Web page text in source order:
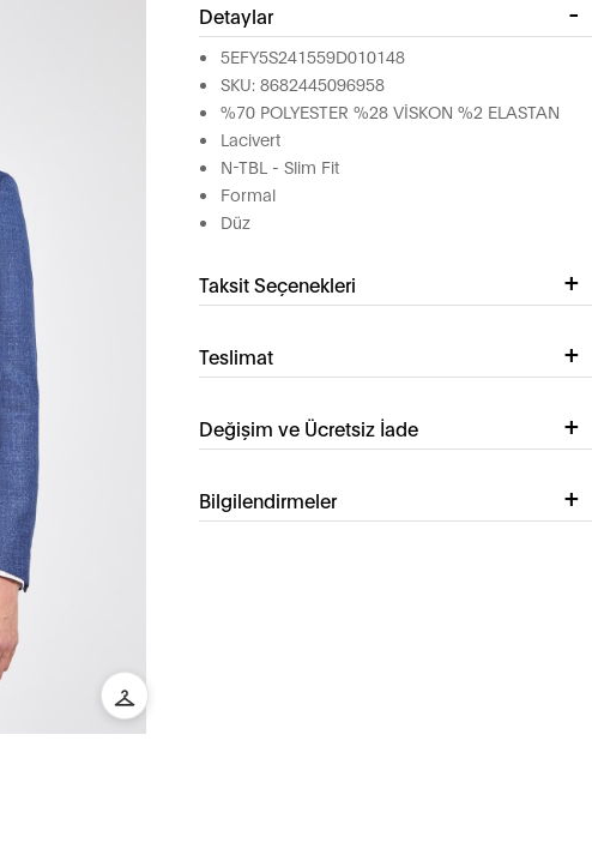
Detaylar
5EFY5S241559D010148
SKU: 8682445096958
%70 POLYESTER %28 VİSKON %2 ELASTAN
Lacivert
N-TBL - Slim Fit
Formal
Düz
Taksit Seçenekleri
Teslimat
Değişim ve Ücretsiz İade
Bilgilendirmeler